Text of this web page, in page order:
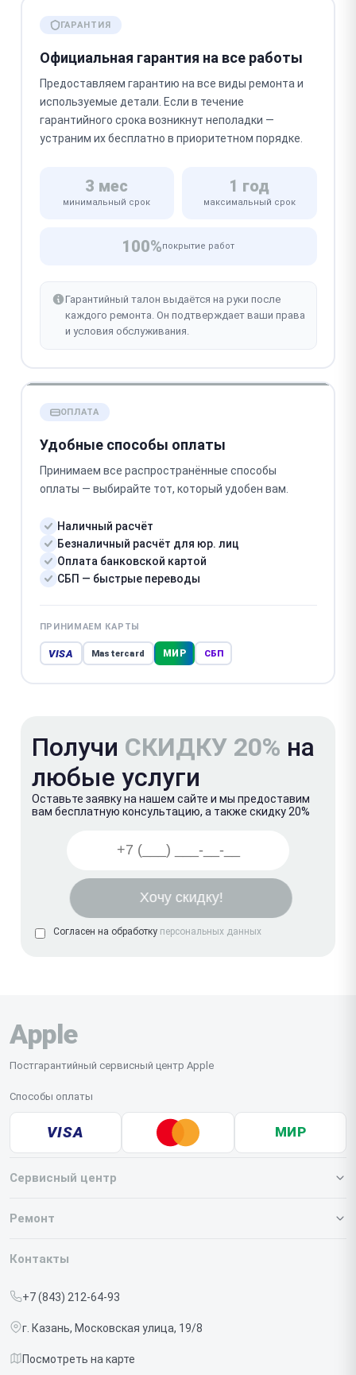
ГАРАНТИЯ
Официальная гарантия на все работы
Предоставляем гарантию на все виды ремонта и
используемые детали. Если в течение
гарантийного срока возникнут неполадки —
устраним их бесплатно в приоритетном порядке.
3 мес
минимальный срок
1 год
максимальный срок
100%покрытие работ
Гарантийный талон выдаётся на руки после
каждого ремонта. Он подтверждает ваши права
и условия обслуживания.
ОПЛАТА
Удобные способы оплаты
Принимаем все распространённые способы
оплаты — выбирайте тот, который удобен вам.
Наличный расчёт
Безналичный расчёт для юр. лиц
Оплата банковской картой
СБП — быстрые переводы
ПРИНИМАЕМ КАРТЫ
VISA Mastercard МИР СБП
Получи СКИДКУ 20% на
любые услуги
Оставьте заявку на нашем сайте и мы предоставим
вам бесплатную консультацию, а также скидку 20%
Согласен на обработку персональных данных
Apple
Постгарантийный сервисный центр Apple
Способы оплаты
VISA МИР
Сервисный центр
О нашем сервисе
Срочный ремонт
Доставка и способы оплаты
Диагностика
Ремонт
Iphone
Контакты
+7 (843) 212-64-93
г. Казань, Московская улица, 19/8
Посмотреть на карте